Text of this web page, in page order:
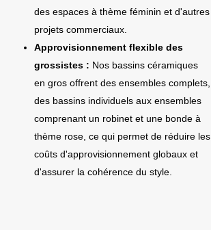
des espaces à thème féminin et d'autres
projets commerciaux.
Approvisionnement flexible des
grossistes : Nos bassins céramiques
en gros offrent des ensembles complets,
des bassins individuels aux ensembles
comprenant un robinet et une bonde à
thème rose, ce qui permet de réduire les
coûts d'approvisionnement globaux et
d'assurer la cohérence du style.